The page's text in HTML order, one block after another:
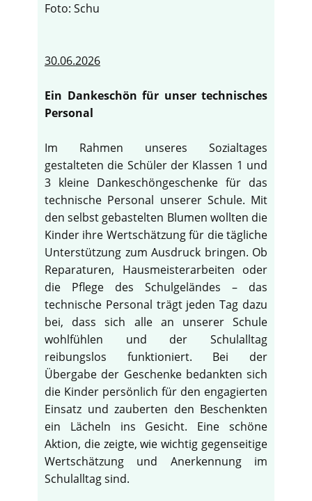
Foto: Schu
30.06.2026
Ein Dankeschön für unser technisches
Personal
Im Rahmen unseres Sozialtages
gestalteten die Schüler der Klassen 1 und
3 kleine Dankeschöngeschenke für das
technische Personal unserer Schule. Mit
den selbst gebastelten Blumen wollten die
Kinder ihre Wertschätzung für die tägliche
Unterstützung zum Ausdruck bringen. Ob
Reparaturen, Hausmeisterarbeiten oder
die Pflege des Schulgeländes – das
technische Personal trägt jeden Tag dazu
bei, dass sich alle an unserer Schule
wohlfühlen und der Schulalltag
reibungslos funktioniert. Bei der
Übergabe der Geschenke bedankten sich
die Kinder persönlich für den engagierten
Einsatz und zauberten den Beschenkten
ein Lächeln ins Gesicht. Eine schöne
Aktion, die zeigte, wie wichtig gegenseitige
Wertschätzung und Anerkennung im
Schulalltag sind.